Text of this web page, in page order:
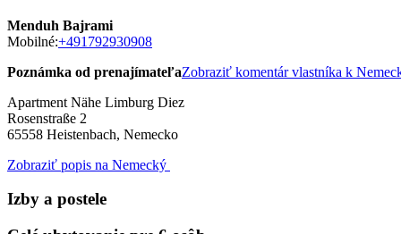
Menduh Bajrami
Mobilné:+491792930908
Poznámka od prenajímateľaZobraziť komentár vlastníka k
Apartment Nähe Limburg Diez
Rosenstraße 2
65558 Heistenbach, Nemecko
Zobraziť popis na Nemecký
Izby a postele